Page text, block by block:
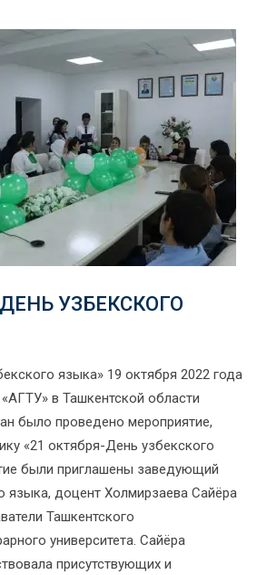
УЗБЕКСКОГО
языка» 19 октября 2022 года
в Ташкентской области
было проведено мероприятие,
«21 октября-День узбекского
были приглашены заведующий
языка, доцент Холмирзаева Сайёра
Ташкентского
университета. Сайёра
присутствующих и